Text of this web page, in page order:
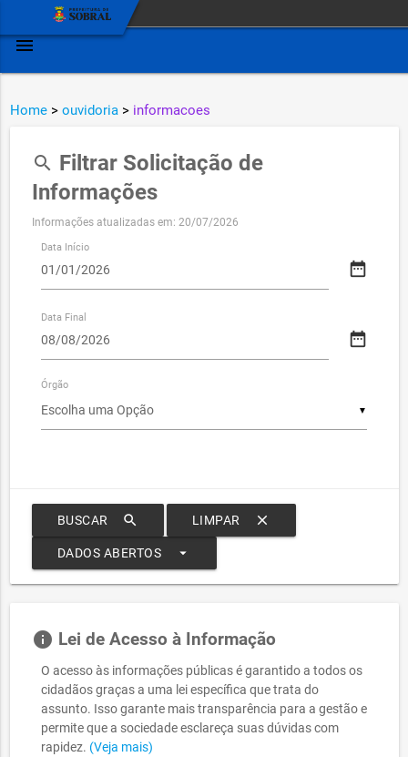
menu
Home > ouvidoria > informacoes
search Filtrar Solicitação de
Informações
Informações atualizadas em: 20/07/2026
date_range
Data Início
date_range
Data Final
▼
Órgão
BUSCAR search LIMPAR clear
DADOS ABERTOS arrow_drop_down
info Lei de Acesso à Informação
O acesso às informações públicas é garantido a todos os
cidadãos graças a uma lei específica que trata do
assunto. Isso garante mais transparência para a gestão e
permite que a sociedade esclareça suas dúvidas com
rapidez. (Veja mais)